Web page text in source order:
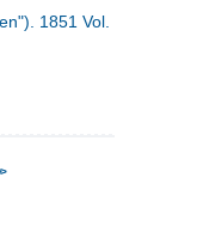
1851 Vol. 1 Nr. 6